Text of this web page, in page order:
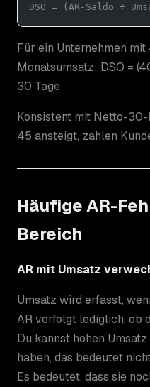
DSO = (AR-Saldo ÷
Für ein Unternehmen
Monatsumsatz: DSO =
30 Tage
Konsistent mit Netto-30-
45 ansteigt, zahlen
Häufige AR-
Bereich
AR mit Umsatz
Umsatz wird erfasst,
AR verfolgt lediglich, ob
Du kannst hohen
haben, das bedeutet
Es bedeutet, dass sie